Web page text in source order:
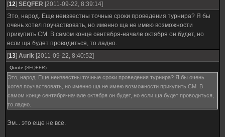
[12] SEQFER [2011-09-22, 8:39:14]
Это, народ. Еще неизвестны точные сроки проведения турнира? Я бы
очень хотел поучаствовать, но именно ща не имею возможности
прикупить СМ. В самом конце сентября-начале октября он будет, но
если ща будет проводиться, то ладно.
[13] Aurik [2011-09-22, 8:40:52]
Quote (SEQFER)
Это, народ. Еще неизвестны точные сроки проведения турнира? Я бы очень
хотел поучаствовать, но именно ща не имею возможности прикупить СМ. В
самом конце сентября-начале октября он будет, но если ща будет проводиться,
то ладно.
Эм... это еще не все.